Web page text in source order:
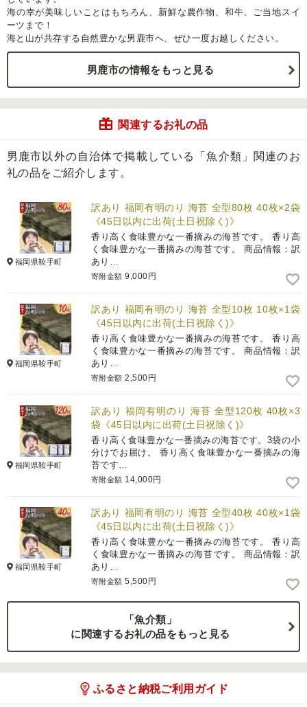
海の幸が美味しいことはもちろん、新鮮な農作物、和牛、ご当地スイ
ーツまで！
海と山が共存する自然豊かな男鹿市へ、ぜひ一度お越しください。
男鹿市の情報をもっと見る
関連するお礼の品
男鹿市以外の自治体で掲載している「魚介類」関連のお
礼の品をご紹介します。
福岡県鞍手町
訳あり 福岡有明のり 海苔 全型80枚 40枚×2袋
《45日以内に出荷(土日祝除く)》
香り高く食味豊かな一番摘みの海苔です。 香り高
く食味豊かな一番摘みの海苔です。 商品情報：訳
あり…
寄附金額 9,000円
福岡県鞍手町
訳あり 福岡有明のり 海苔 全型10枚 10枚×1袋
《45日以内に出荷(土日祝除く)》
香り高く食味豊かな一番摘みの海苔です。 香り高
く食味豊かな一番摘みの海苔です。 商品情報：訳
あり…
寄附金額 2,500円
福岡県鞍手町
訳あり 福岡有明のり 海苔 全型120枚 40枚×3
袋《45日以内に出荷(土日祝除く)》
香り高く食味豊かな一番摘みの海苔です。3袋の小
分けでお届け。 香り高く食味豊かな一番摘みの海
苔です…
寄附金額 14,000円
福岡県鞍手町
訳あり 福岡有明のり 海苔 全型40枚 40枚×1袋
《45日以内に出荷(土日祝除く)》
香り高く食味豊かな一番摘みの海苔です。 香り高
く食味豊かな一番摘みの海苔です。 商品情報：訳
あり…
寄附金額 5,500円
「魚介類」
に関連するお礼の品をもっと見る
ふるさと納税ご利用ガイド